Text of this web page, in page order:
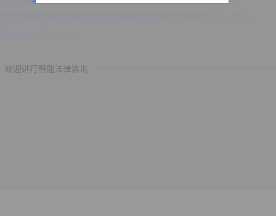
欢迎进行智能法律咨询